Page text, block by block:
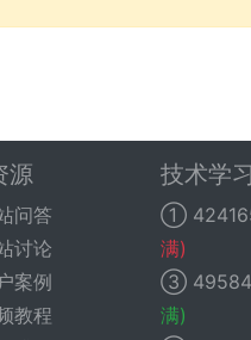
源
问答
讨论
案例
教程
技术学习
①
满)
③
满)